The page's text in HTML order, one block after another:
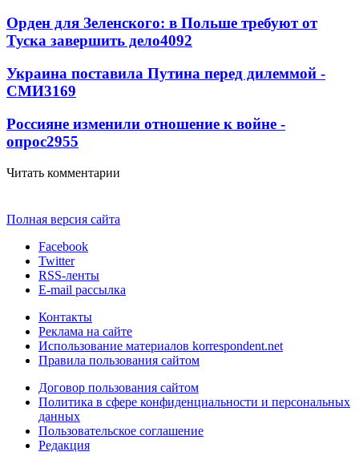
Орден для Зеленского: в Польше требуют от
Туска завершить дело4092
Украина поставила Путина перед дилеммой -
СМИ3169
Россияне изменили отношение к войне -
опрос2955
Читать комментарии
Полная версия сайта
Facebook
Twitter
RSS-ленты
E-mail рассылка
Контакты
Реклама на сайте
Использование материалов korrespondent.net
Правила пользования сайтом
Договор пользования сайтом
Политика в сфере конфиденциальности и персональных
данных
Пользовательское соглашение
Редакция